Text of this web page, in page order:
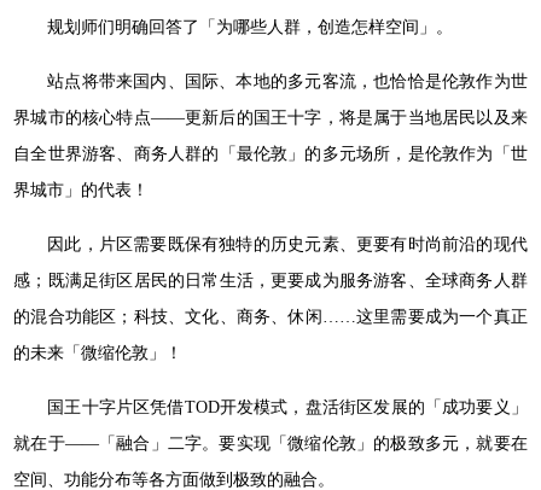
规划师们明确回答了「为哪些人群，创造怎样空间」。
站点将带来国内、国际、本地的多元客流，也恰恰是伦敦作为世
界城市的核心特点——更新后的国王十字，将是属于当地居民以及来
自全世界游客、商务人群的「最伦敦」的多元场所，是伦敦作为「世
界城市」的代表！
因此，片区需要既保有独特的历史元素、更要有时尚前沿的现代
感；既满足街区居民的日常生活，更要成为服务游客、全球商务人群
的混合功能区；科技、文化、商务、休闲……这里需要成为一个真正
的未来「微缩伦敦」！
国王十字片区凭借TOD开发模式，盘活街区发展的「成功要义」
就在于——「融合」二字。要实现「微缩伦敦」的极致多元，就要在
空间、功能分布等各方面做到极致的融合。